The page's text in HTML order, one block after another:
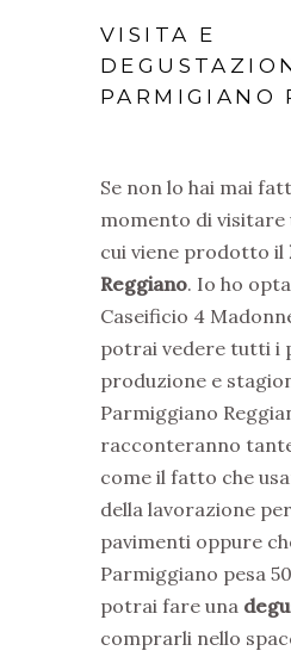
VISITA E
PARMIGIANO
Se non lo hai mai
momento di visitare
cui viene prodotto il
Reggiano. Io ho
Caseificio 4
potrai vedere tutti i
produzione e
Parmiggiano
racconteranno
come il fatto che
della lavorazione
pavimenti oppure
Parmiggiano pesa
potrai fare una
comprarli nello